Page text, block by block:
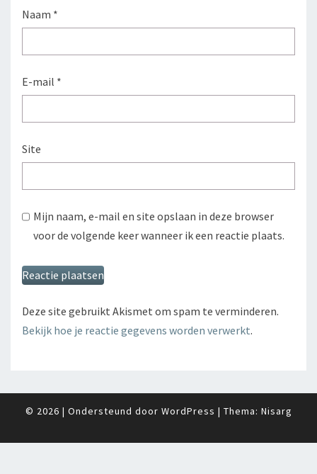
Naam *
E-mail *
Site
Mijn naam, e-mail en site opslaan in deze browser
voor de volgende keer wanneer ik een reactie plaats.
Deze site gebruikt Akismet om spam te verminderen.
Bekijk hoe je reactie gegevens worden verwerkt.
© 2026 | Ondersteund door WordPress | Thema: Nisarg